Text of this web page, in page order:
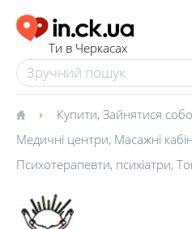
Ти в Черкасах
Купити, Зайнятися
Медичні центри, Масажні
Психотерапевти, психіатри,